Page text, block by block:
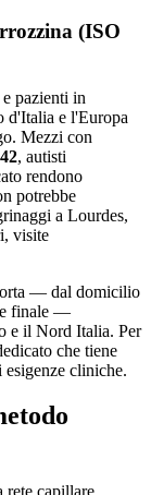
(ISO
pazienti in
d'Italia e l'Europa
Mezzi con
, autisti
rendono
potrebbe
a Lourdes,
visite
— dal domicilio
finale —
e il Nord Italia. Per
che tiene
cliniche.